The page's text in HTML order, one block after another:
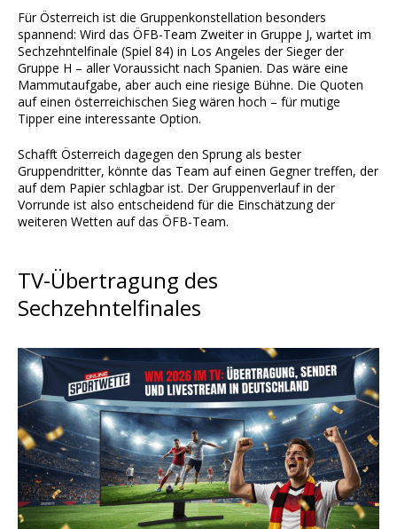
Für Österreich ist die Gruppenkonstellation besonders
spannend: Wird das ÖFB-Team Zweiter in Gruppe J, wartet im
Sechzehntelfinale (Spiel 84) in Los Angeles der Sieger der
Gruppe H – aller Voraussicht nach Spanien. Das wäre eine
Mammutaufgabe, aber auch eine riesige Bühne. Die Quoten
auf einen österreichischen Sieg wären hoch – für mutige
Tipper eine interessante Option.
Schafft Österreich dagegen den Sprung als bester
Gruppendritter, könnte das Team auf einen Gegner treffen, der
auf dem Papier schlagbar ist. Der Gruppenverlauf in der
Vorrunde ist also entscheidend für die Einschätzung der
weiteren Wetten auf das ÖFB-Team.
TV-Übertragung des
Sechzehntelfinales